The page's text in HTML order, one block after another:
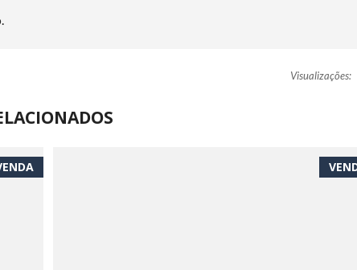
Visualizações: